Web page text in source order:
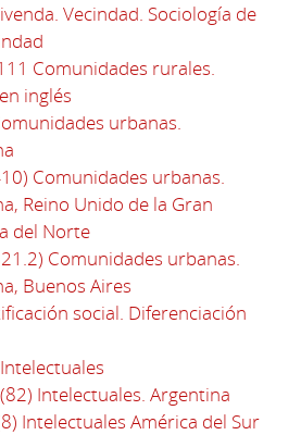
Vecindad. Sociología de
Comunidades rurales.
inglés
urbanas.
Comunidades urbanas.
Reino Unido de la Gran
del Norte
Comunidades urbanas.
Buenos Aires
social. Diferenciación
Intelectuales. Argentina
Intelectuales América del Sur